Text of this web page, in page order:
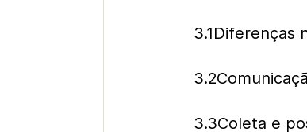
3.1Diferenças
3.3Coleta e